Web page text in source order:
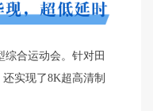
合运动会。针对田
实现了8K超高清制